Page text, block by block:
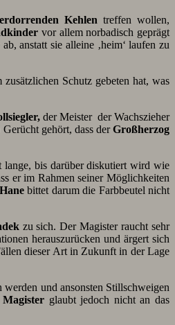
Kehlen treffen wollen,
vor allem norbadisch geprägt
ab, anstatt sie alleine ‚heim‘ laufen zu
Schutz gebeten hat, was
der Meister der Wachszieher
gehört, dass derGroßherzog
lange, bis darüber diskutiert wird wie
er im Rahmen seiner Möglichkeiten
Hanebittet darum die Farbbeutel nicht
zu sich. Der Magister raucht sehr
herauszurücken und ärgert sich
dieser Art in Zukunft in der Lage
und ansonsten Stillschweigen
Magister glaubt jedoch nicht an das